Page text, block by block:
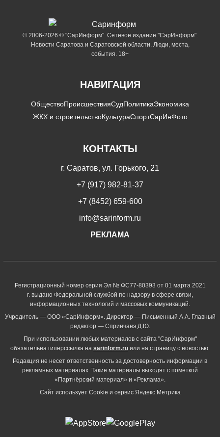
© 2006-2026 © "СарИнформ". Сетевое издание "СарИнформ".
Новости Саратова и Саратовской области. Люди, места,
события. 18+
НАВИГАЦИЯ
ОбществоПроисшествияСудПолитикаЭкономика
ЖКХ и строительствоКультураСпортСарИнФото
КОНТАКТЫ
г. Саратов, ул. Горького, 21
+7 (917) 982-81-37
+7 (8452) 659-600
info@sarinform.ru
РЕКЛАМА
Регистрационный номер серия Эл № ФС77-80393 от 01 марта 2021
г. выдано Федеральной службой по надзору в сфере связи,
информационных технологий и массовых коммуникаций.
Учредитель — ООО «СарИнформ». Директор — Письменный А.А. Главный
редактор — Спринчанэ Д.Ю.
При использовании любых материалов с сайта "СарИнформ"
обязательна гиперссылка на sarinform.ru или на страницу с новостью.
Редакция не несет ответственность за достоверность информации в
рекламных материалах. Такие материалы выходят с пометкой
«Партнёрский материал» и «Реклама».
Сайт использует Cookie и сервиc Яндекс.Метрика